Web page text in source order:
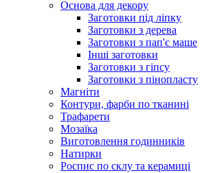
Основа для декору
Заготовки під ліпку
Заготовки з дерева
Заготовки з пап'є маше
Інші заготовки
Заготовки з гіпсу
Заготовки з пінопласту
Магніти
Контури, фарби по тканині
Трафарети
Мозаїка
Виготовлення годинників
Натирки
Роспис по склу та керамиці